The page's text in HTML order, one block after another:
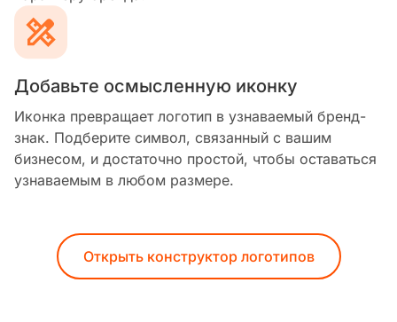
Добавьте осмысленную иконку
Иконка превращает логотип в узнаваемый бренд-
знак. Подберите символ, связанный с вашим
бизнесом, и достаточно простой, чтобы оставаться
узнаваемым в любом размере.
Открыть конструктор логотипов